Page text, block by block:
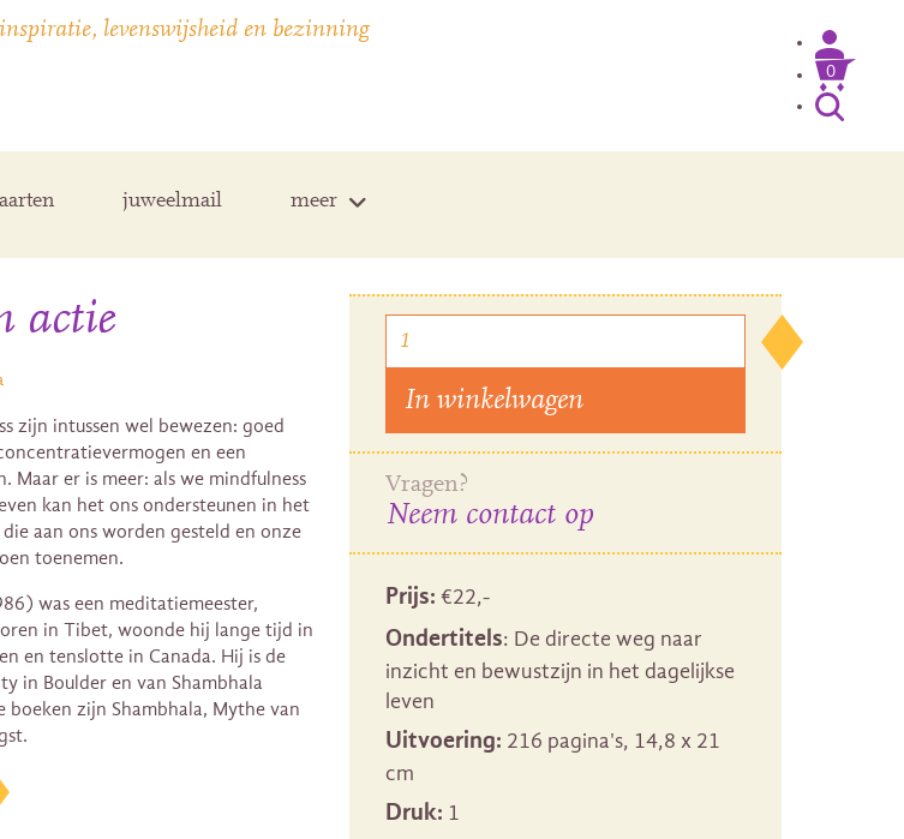
levenswijsheid en bezinning
0
juweelmail meer
actie
zijn intussen wel bewezen: goed
en een
Maar er is meer: als we mindfulness
kan het ons ondersteunen in het
aan ons worden gesteld en onze
toenemen.
was een meditatiemeester,
in Tibet, woonde hij lange tijd in
en tenslotte in Canada. Hij is de
in Boulder en van Shambhala
boeken zijn Shambhala, Mythe van
In winkelwagen
Vragen?
Neem contact op
Prijs: €22,-
Ondertitels: De directe weg naar
inzicht en bewustzijn in het dagelijkse
leven
Uitvoering: 216 pagina's, 14,8 x 21
cm
Druk: 1